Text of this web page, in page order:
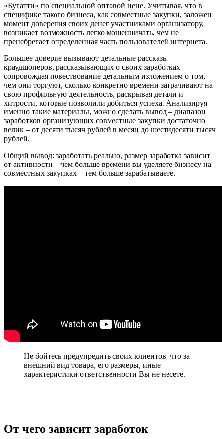
«Бугатти» по специальной оптовой цене. Учитывая, что в
специфике такого бизнеса, как совместные закупки, заложен
момент доверения своих денег участниками организатору,
возникает возможность легко мошенничать, чем не
пренебрегает определенная часть пользователей интернета.
Большее доверие вызывают детальные рассказы
краудшоперов, рассказывающих о своих заработках
сопровождая повествование детальным изложением о том,
чем они торгуют, сколько конкретно времени затрачивают на
свою профильную деятельность, раскрывая детали и
хитрости, которые позволили добиться успеха. Анализируя
именно такие материалы, можно сделать вывод – диапазон
заработков организующих совместные закупки достаточно
велик – от десяти тысяч рублей в месяц до шестидесяти тысяч
рублей.
Общий вывод: заработать реально, размер заработка зависит
от активности – чем больше времени вы уделяете бизнесу на
совместных закупках – тем больше зарабатываете.
Не бойтесь предупредить своих клиентов, что за
внешний вид товара, его размеры, иные
характеристики ответственности Вы не несете.
От чего зависит заработок